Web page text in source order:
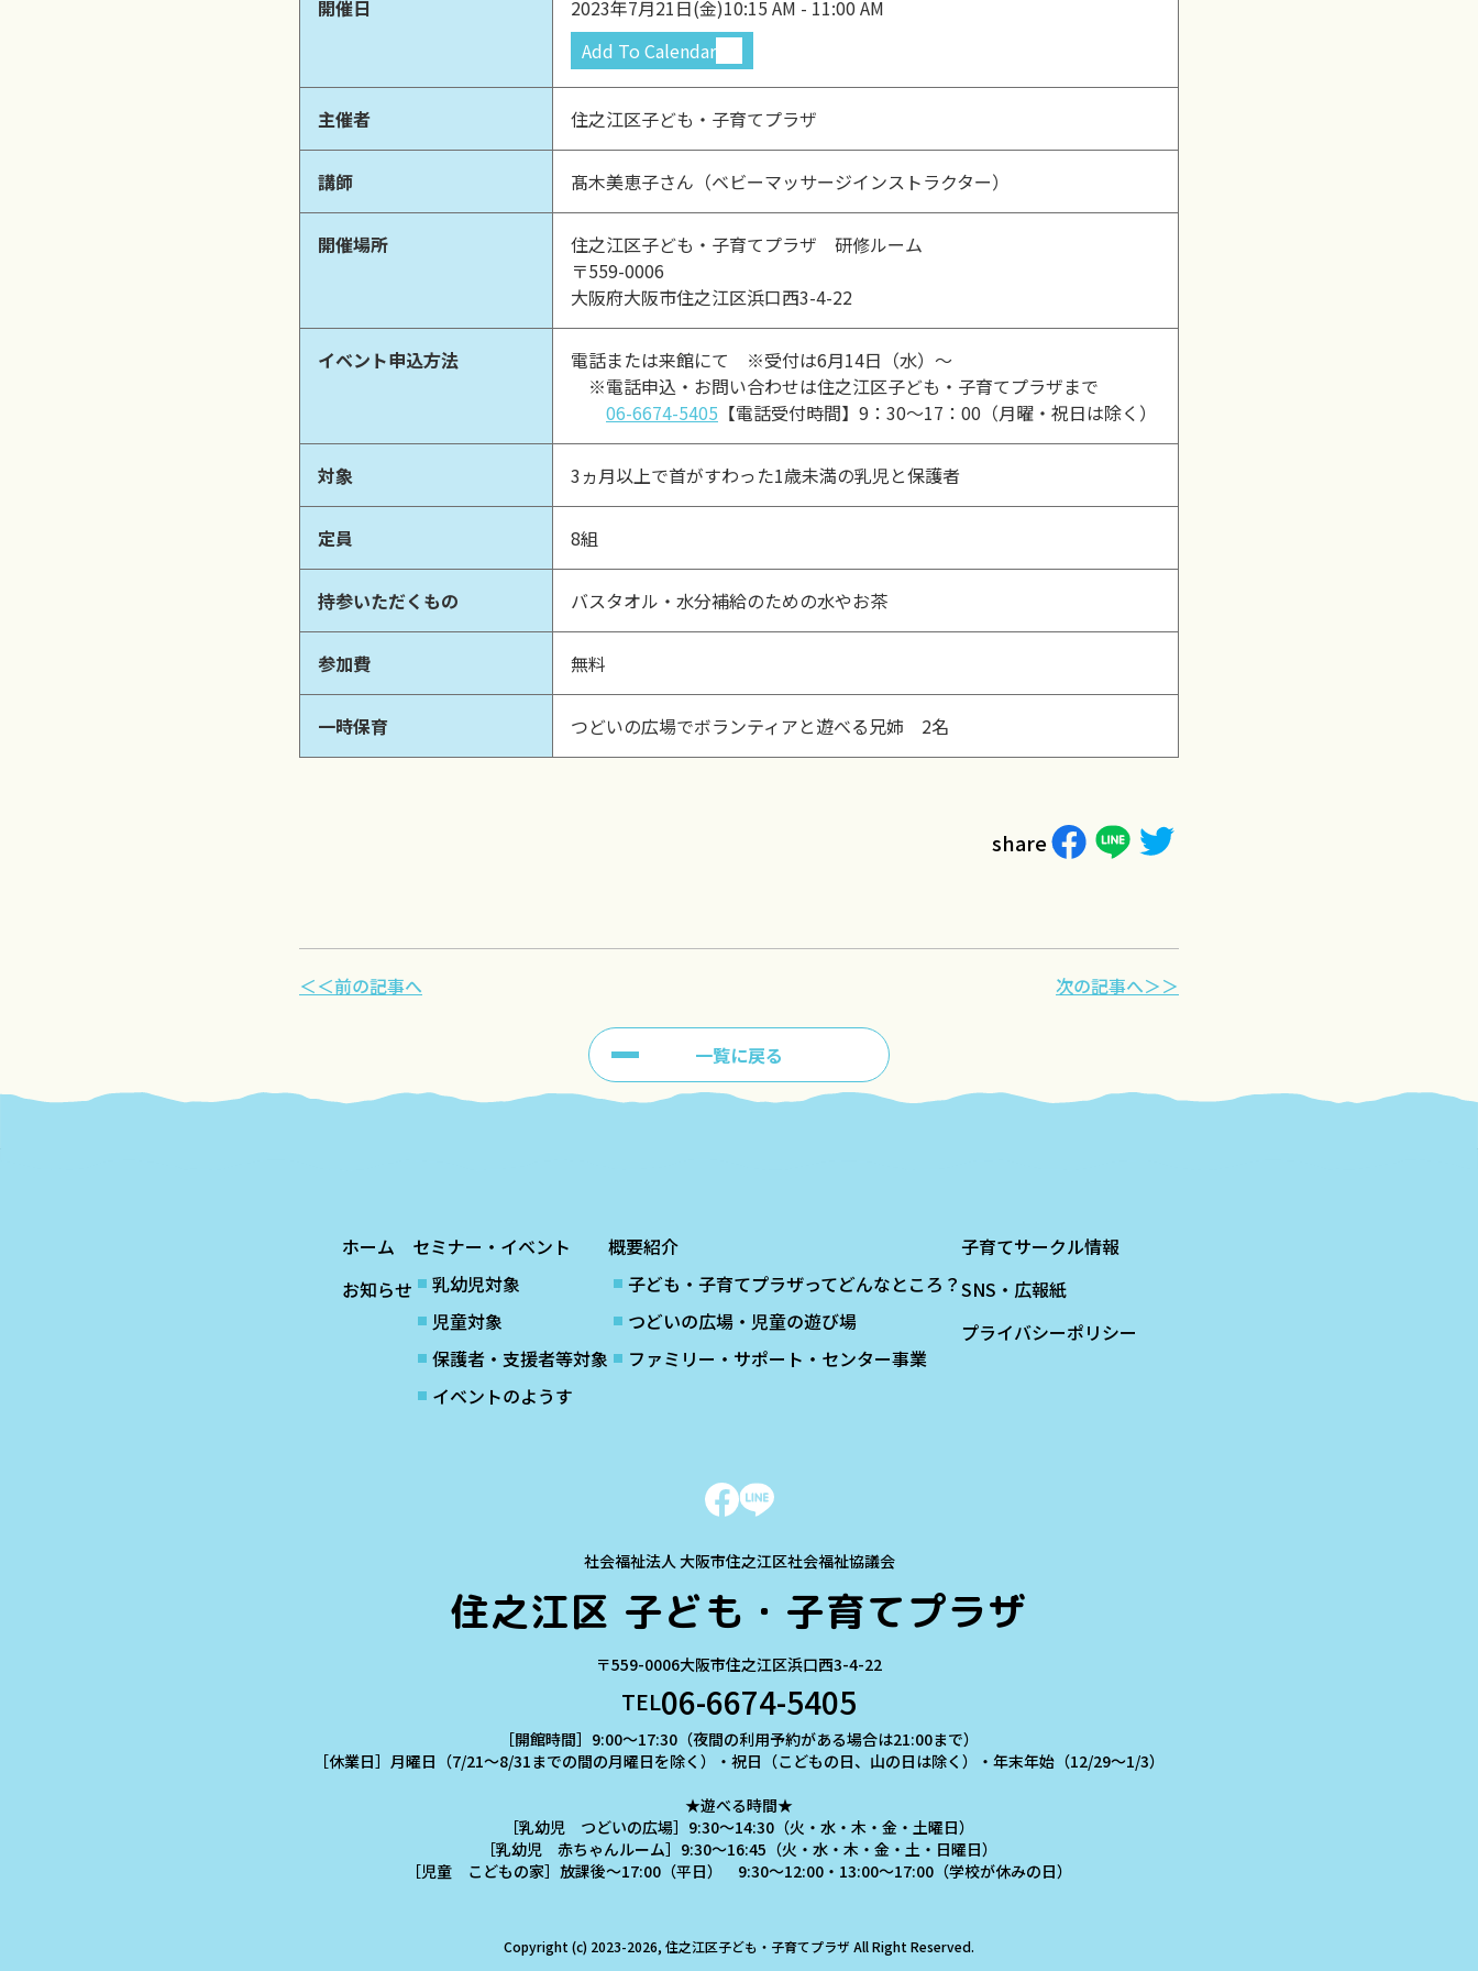
開催日 2023年7月21日(金)10:15 AM - 11:00 AM
Add To Calendar
主催者 住之江区子ども・子育てプラザ
講師 髙木美恵子さん（ベビーマッサージインストラクター）
開催場所
住之江区子ども・子育てプラザ 研修ルーム
〒559-0006
大阪府大阪市住之江区浜口西3-4-22
イベント申込方法
電話または来館にて ※受付は6月14日（水）～
※電話申込・お問い合わせは住之江区子ども・子育てプラザまで
06-6674-5405 【電話受付時間】9：30～17：00（月曜・祝日は除く）
対象 3ヵ月以上で首がすわった1歳未満の乳児と保護者
定員 8組
持参いただくもの バスタオル・水分補給のための水やお茶
参加費 無料
一時保育 つどいの広場でボランティアと遊べる兄姉 2名
share
＜＜前の記事へ
一覧に戻る
次の記事へ＞＞
ホーム
お知らせ
セミナー・イベント
乳幼児対象
児童対象
保護者・支援者等対象
イベントのようす
概要紹介
子ども・子育てプラザってどんなところ？
つどいの広場・児童の遊び場
ファミリー・サポート・センター事業
子育てサークル情報
SNS・広報紙
プライバシーポリシー
社会福祉法人 大阪市住之江区社会福祉協議会
住之江区 子ども・子育てプラザ
〒559-0006大阪市住之江区浜口西3-4-22
TEL06-6674-5405
［開館時間］9:00～17:30（夜間の利用予約がある場合は21:00まで）
［休業日］月曜日（7/21～8/31までの間の月曜日を除く）・祝日（こどもの日、山の日は除く）・年末年始（12/29～1/3）
★遊べる時間★
［乳幼児 つどいの広場］9:30～14:30（火・水・木・金・土曜日）
［乳幼児 赤ちゃんルーム］9:30～16:45（火・水・木・金・土・日曜日）
［児童 こどもの家］放課後～17:00（平日） 9:30～12:00・13:00～17:00（学校が休みの日）
Copyright (c) 2023-2026, 住之江区子ども・子育てプラザ All Right Reserved.